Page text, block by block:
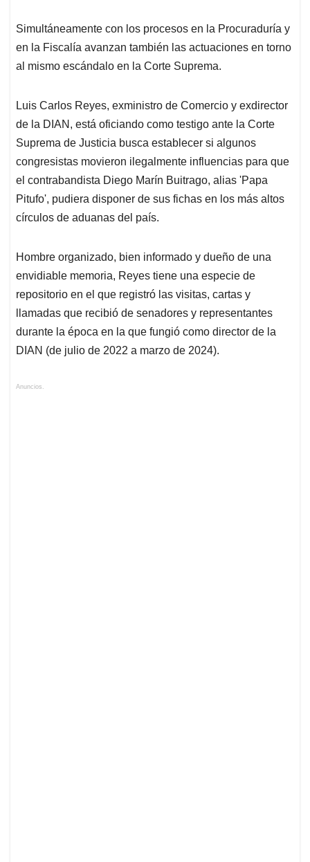
Simultáneamente con los procesos en la Procuraduría y
en la Fiscalía avanzan también las actuaciones en torno
al mismo escándalo en la Corte Suprema.
Luis Carlos Reyes, exministro de Comercio y exdirector
de la DIAN, está oficiando como testigo ante la Corte
Suprema de Justicia busca establecer si algunos
congresistas movieron ilegalmente influencias para que
el contrabandista Diego Marín Buitrago, alias 'Papa
Pitufo', pudiera disponer de sus fichas en los más altos
círculos de aduanas del país.
Hombre organizado, bien informado y dueño de una
envidiable memoria, Reyes tiene una especie de
repositorio en el que registró las visitas, cartas y
llamadas que recibió de senadores y representantes
durante la época en la que fungió como director de la
DIAN (de julio de 2022 a marzo de 2024).
Anuncios.